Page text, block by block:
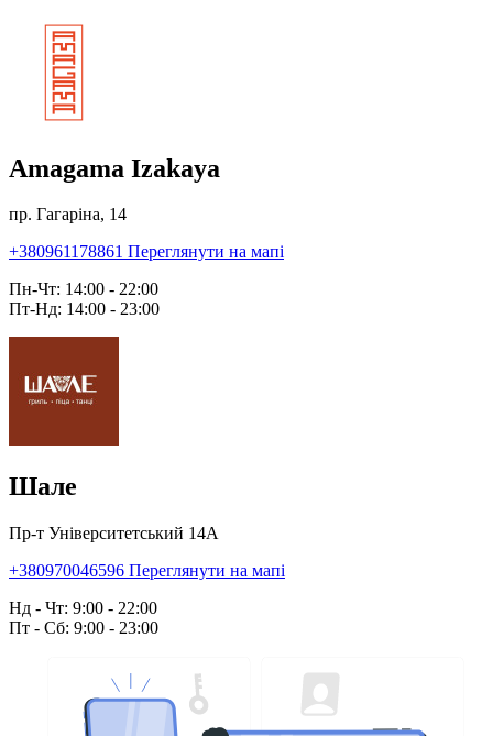
Amagama Izakaya
пр. Гагаріна, 14
+380961178861 Переглянути на мапі
Пн-Чт: 14:00 - 22:00
Пт-Нд: 14:00 - 23:00
Шале
Пр-т Університетський 14А
+380970046596 Переглянути на мапі
Нд - Чт: 9:00 - 22:00
Пт - Сб: 9:00 - 23:00